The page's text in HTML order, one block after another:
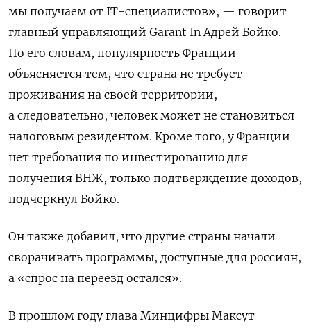
мы получаем от IT-специалистов», — говорит
главный управляющий Garant In Адрей Бойко.
По его словам, популярность Франции
объясняется тем, что страна не требует
проживания на своей территории,
а следовательно, человек может не становиться
налоговым резидентом. Кроме того, у Франции
нет требования по инвестированию для
получения ВНЖ, только подтверждение доходов,
подчеркнул Бойко.
Он также добавил, что другие страны начали
сворачивать программы, доступные для россиян,
а «спрос на переезд остался».
В прошлом году глава Минцифры Максут